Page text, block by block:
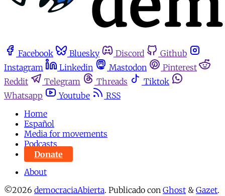
Facebook Bluesky Discord
Github
Instagram
Linkedin Mastodon
Pinterest
Reddit
Telegram Threads
Tiktok
Whatsapp
Youtube
RSS
Home
Español
Media for movements
Podcasts
Donate
About
©2026 democraciaAbierta. Publicado con Ghost & Gazet.